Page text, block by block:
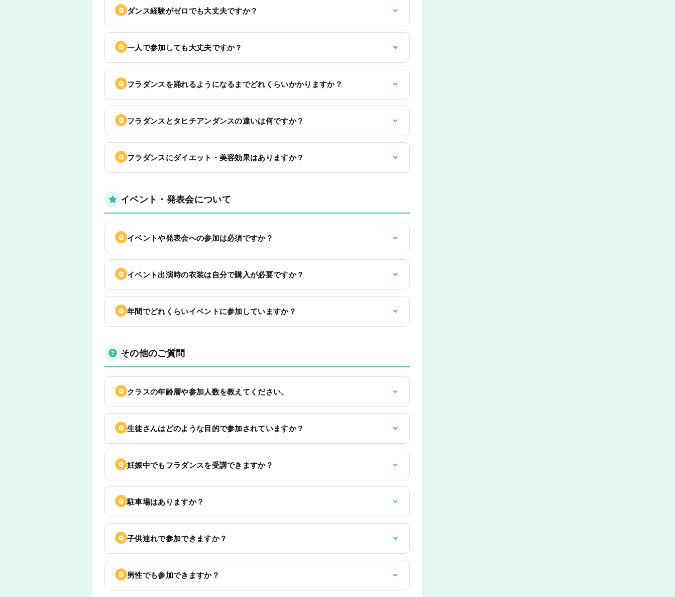
ダンス経験がゼロでも大丈夫ですか？ ⌄
一人で参加しても大丈夫ですか？ ⌄
フラダンスを踊れるようになるまでどれくらいかかりますか？ ⌄
フラダンスとタヒチアンダンスの違いは何ですか？ ⌄
フラダンスにダイエット・美容効果はありますか？ ⌄
イベント・発表会について
イベントや発表会への参加は必須ですか？ ⌄
イベント出演時の衣装は自分で購入が必要ですか？ ⌄
年間でどれくらいイベントに参加していますか？ ⌄
その他のご質問
クラスの年齢層や参加人数を教えてください。 ⌄
生徒さんはどのような目的で参加されていますか？ ⌄
妊娠中でもフラダンスを受講できますか？ ⌄
駐車場はありますか？ ⌄
子供連れで参加できますか？ ⌄
男性でも参加できますか？ ⌄